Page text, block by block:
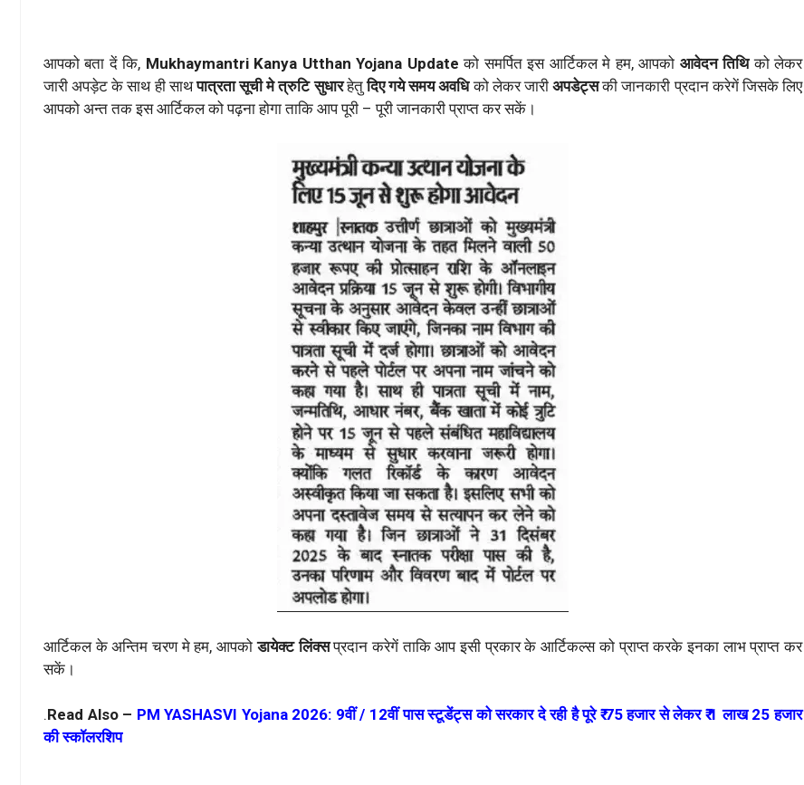
आपको बता दें कि, Mukhaymantri Kanya Utthan Yojana Updateको समर्पित इस आर्टिकल मे हम, आपको आवेदन तिथिको लेकर
जारी अपड़ेट के साथ ही साथपात्रता सूची मे त्रुटि सुधारहेतुदिए गये समय अवधिको लेकर जारीअपडेट्सकी जानकारी प्रदान करेगें जिसके लिए
आपको अन्त तक इस आर्टिकल को पढ़ना होगा ताकि आप पूरी – पूरी जानकारी प्राप्त कर सकें।
आर्टिकल के अन्तिम चरण मे हम, आपकोडायेक्ट लिंक्सप्रदान करेगें ताकि आप इसी प्रकार के आर्टिकल्स को प्राप्त करके इनका लाभ प्राप्त कर
सकें।
.Read Also – PM YASHASVI Yojana 2026: 9वीं / 12वीं पास स्टूडेंट्स को सरकार दे रही है पूरे ₹ 75 हजार से लेकर ₹ 1 लाख 25 हजार
की स्कॉलरशिप